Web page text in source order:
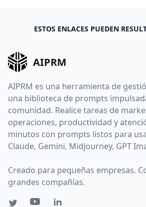
ESTOS ENLACES PUEDEN
AIPRM
AIPRM es una herramienta de
una biblioteca de prompts
comunidad. Realice tareas de
operaciones, productividad y
minutos con prompts listos para
Claude, Gemini, Midjourney, GPT
Creado para pequeñas empresas.
grandes compañías.